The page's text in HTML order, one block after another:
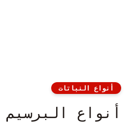
أنواع النباتات
أنواع